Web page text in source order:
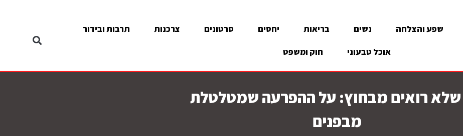
שפע והצלחה נשים בריאות יחסים סרטונים צרכנות תרבות ובידור
אוכל טבעוני חוק ומשפט
רואים מבחוץ: על ההפרעה שמטלטלת
מבפנים